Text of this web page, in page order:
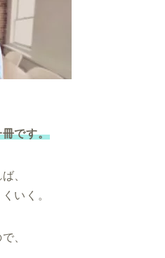
です。
、
いく。
、